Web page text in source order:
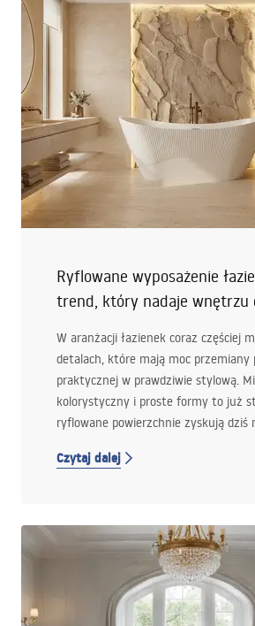
Ryflowane wyposażenie
trend, który nadaje wnętrzu
W aranżacji łazienek coraz częściej
detalach, które mają moc przemiany
praktycznej w prawdziwie stylową.
kolorystyczny i proste formy to już
ryflowane powierzchnie zyskują dziś
subtelnej strukturze potrafią dodać
Czytaj dalej